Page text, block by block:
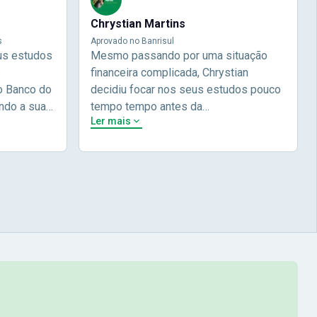
estudos
Banco do
a sua
em
a
por
Chrystian Martins
Aprovado no Banrisul
Mesmo passando por uma situação
financeira complicada, Chrystian
decidiu focar nos seus estudos pouco
tempo tempo antes da
prova.Determinou o que era importante
Ler mais